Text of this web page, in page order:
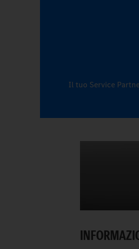
Il tuo Service